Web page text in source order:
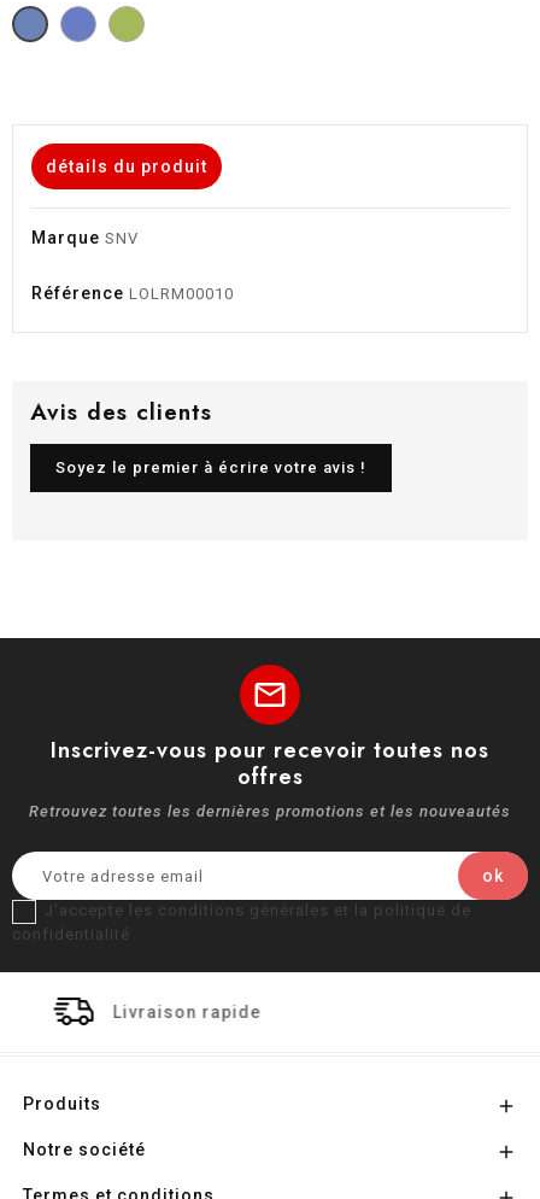
détails du produit
Marque SNV
Référence LOLRM00010
Avis des clients
Soyez le premier à écrire votre avis !
mail
Inscrivez-vous pour recevoir toutes nos
offres
Retrouvez toutes les dernières promotions et les nouveautés
J'accepte les conditions générales et la politique de
confidentialité
rapide
Produits 
Notre société 